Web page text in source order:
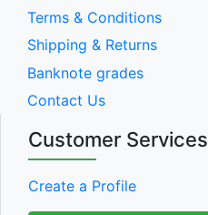
Terms & Conditions
Shipping & Returns
Banknote grades
Contact Us
Customer Services
Create a Profile